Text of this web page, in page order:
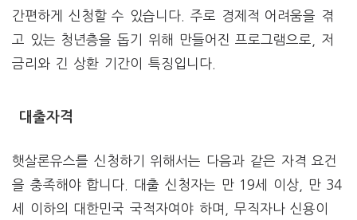
간편하게 신청할 수 있습니다. 주로 경제적 어려움을 겪
고 있는 청년층을 돕기 위해 만들어진 프로그램으로, 저
금리와 긴 상환 기간이 특징입니다.
대출자격
햇살론유스를 신청하기 위해서는 다음과 같은 자격 요건
을 충족해야 합니다. 대출 신청자는 만 19세 이상, 만 34
세 이하의 대한민국 국적자여야 하며, 무직자나 신용이